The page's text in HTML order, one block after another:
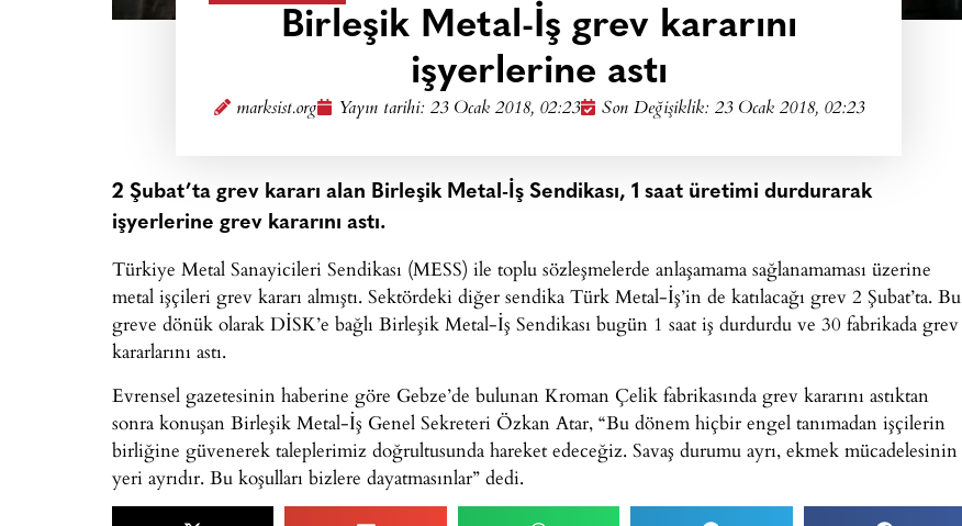
Birleşik Metal-İş grev kararını
işyerlerine astı
marksist.org Yayın tarihi: 23 Ocak 2018, 02:23 Son Değişiklik: 23 Ocak 2018, 02:23
2 Şubat’ta grev kararı alan Birleşik Metal-İş Sendikası, 1 saat üretimi durdurarak
işyerlerine grev kararını astı.
Türkiye Metal Sanayicileri Sendikası (MESS) ile toplu sözleşmelerde anlaşamama sağlanamaması üzerine
metal işçileri grev kararı almıştı. Sektördeki diğer sendika Türk Metal-İş’in de katılacağı grev 2 Şubat’ta. Bu
greve dönük olarak DİSK’e bağlı Birleşik Metal-İş Sendikası bugün 1 saat iş durdurdu ve 30 fabrikada grev
kararlarını astı.
Evrensel gazetesinin haberine göre Gebze’de bulunan Kroman Çelik fabrikasında grev kararını astıktan
sonra konuşan Birleşik Metal-İş Genel Sekreteri Özkan Atar, “Bu dönem hiçbir engel tanımadan işçilerin
birliğine güvenerek taleplerimiz doğrultusunda hareket edeceğiz. Savaş durumu ayrı, ekmek mücadelesinin
yeri ayrıdır. Bu koşulları bizlere dayatmasınlar” dedi.